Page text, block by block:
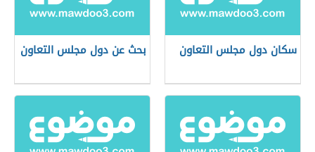
سكان دول مجلس التعاون بحث عن دول مجلس التعاون